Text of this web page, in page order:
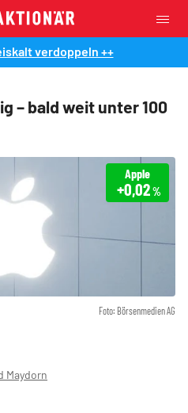
verdoppeln ++
– bald weit unter 100
Foto: Börsenmedien AG
Apple
+0,02%
Maydorn